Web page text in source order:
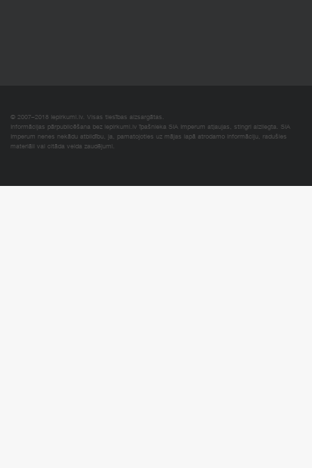
© 2007–2018 Iepirkumi.lv. Visas tiesības aizsargātas.
Informācijas pārpublicēšana bez iepirkumi.lv īpašnieka SIA Imperum atļaujas, stingri aizliegta. SIA
Imperum nenes nekādu atbildību, ja, pamatojoties uz mājas lapā atrodamo informāciju, radušies
materiāli vai citāda veida zaudējumi.